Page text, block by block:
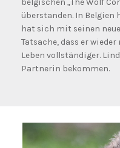
belgischen „The Wolf
überstanden. In Belgien
hat sich mit seinen
Tatsache, dass er
Leben vollständiger.
Partnerin bekommen.